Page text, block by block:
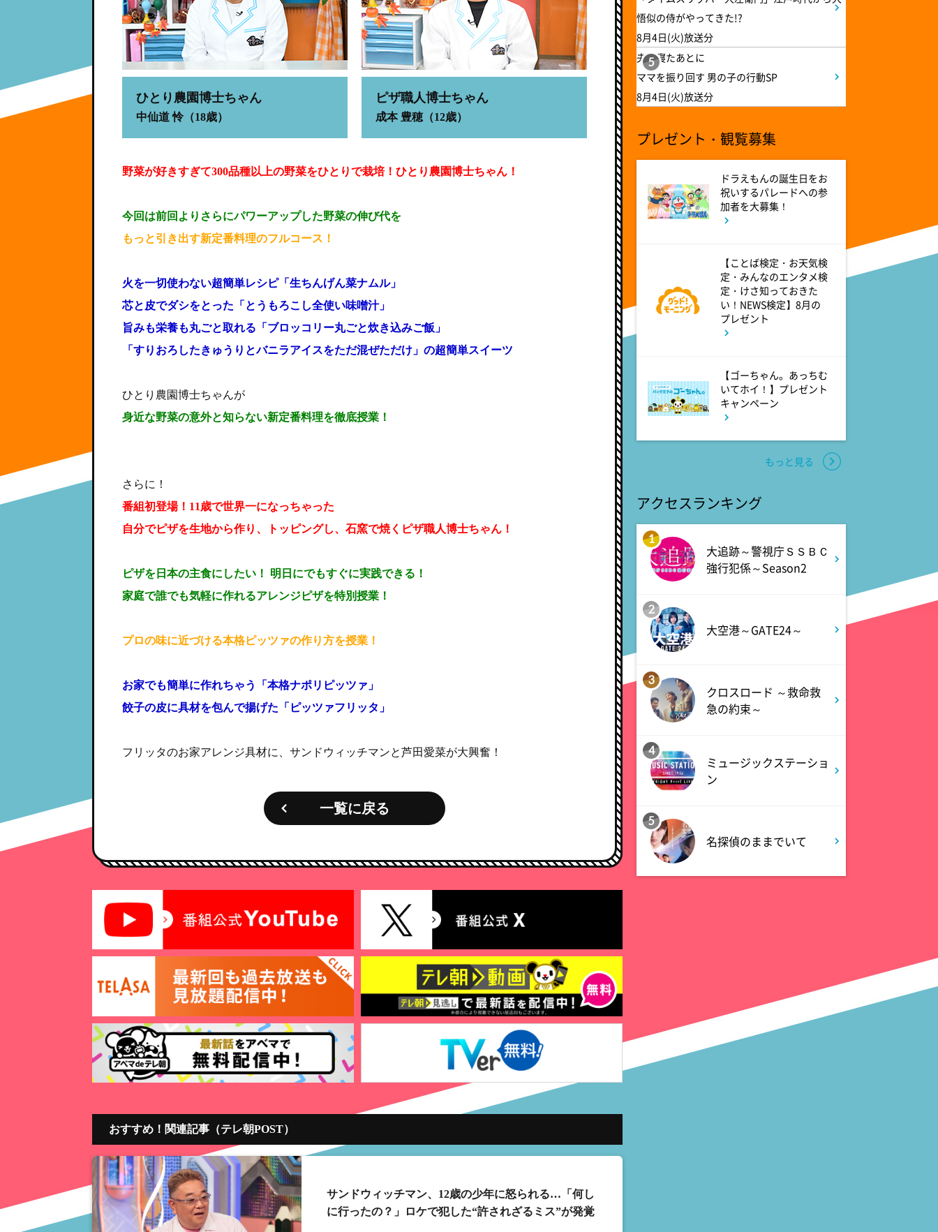
ひとり農園博士ちゃん
中仙道 怜（18歳）
ピザ職人博士ちゃん
成本 豊穂（12歳）
野菜が好きすぎて300品種以上の野菜をひとりで栽培！ひとり農園博士ちゃん！
今回は前回よりさらにパワーアップした野菜の伸び代を
もっと引き出す新定番料理のフルコース！
火を一切使わない超簡単レシピ「生ちんげん菜ナムル」
芯と皮でダシをとった「とうもろこし全使い味噌汁」
旨みも栄養も丸ごと取れる「ブロッコリー丸ごと炊き込みご飯」
「すりおろしたきゅうりとバニラアイスをただ混ぜただけ」の超簡単スイーツ
ひとり農園博士ちゃんが
身近な野菜の意外と知らない新定番料理を徹底授業！
さらに！
番組初登場！11歳で世界一になっちゃった
自分でピザを生地から作り、トッピングし、石窯で焼くピザ職人博士ちゃん！
ピザを日本の主食にしたい！ 明日にでもすぐに実践できる！
家庭で誰でも気軽に作れるアレンジピザを特別授業！
プロの味に近づける本格ピッツァの作り方を授業！
お家でも簡単に作れちゃう「本格ナポリピッツァ」
餃子の皮に具材を包んで揚げた「ピッツァフリッタ」
フリッタのお家アレンジ具材に、サンドウィッチマンと芦田愛菜が大興奮！
一覧に戻る
おすすめ！関連記事（テレ朝POST）
サンドウィッチマン、12歳の少年に怒られる…「何し
に行ったの？」ロケで犯した“許されざるミス”が発覚
午後 2:53
科捜研の女11 #10
午後 3:50
相棒20 #5
午後 4:48
スーパーJチャンネル 井澤健
太朗と森山みなみが<ニュース
のハテナ>を深掘り
相葉ヒロミのお困りですカ
ー? 2時間SP
よる 9:00
大空港～GATE24～ #3
よる 9:54
報道ステーション
よる 11:10
熱闘甲子園 涙は、強さにな
よる 11:40
And One
アメトーーク! CLUB配信で見
られる懐かし回&傑作回
見取り図じゃん
あざとくて何が悪いの? 令和
最新!男女の出会いの場「相席
ラウンジ」に潜入調査!
深夜
テレ朝サマフェスナビ
サクラミーツ 【強烈キャラ登
悟似の侍がやってきた!?
8月4日(火)放送分
5
夫が寝たあとに
ママを振り回す 男の子の行動SP
8月4日(火)放送分
プレゼント・観覧募集
ドラえもんの誕生日をお
祝いするパレードへの参
加者を大募集！
【ことば検定・お天気検
定・みんなのエンタメ検
定・けさ知っておきた
い！NEWS検定】8月の
プレゼント
【ゴーちゃん。あっちむ
いてホイ！】プレゼント
キャンペーン
もっと見る
アクセスランキング
1
大追跡～警視庁ＳＳＢＣ
強行犯係～Season2
2
大空港～GATE24～
3
クロスロード ～救命救
急の約束～
4
ミュージックステーショ
ン
5
名探偵のままでいて